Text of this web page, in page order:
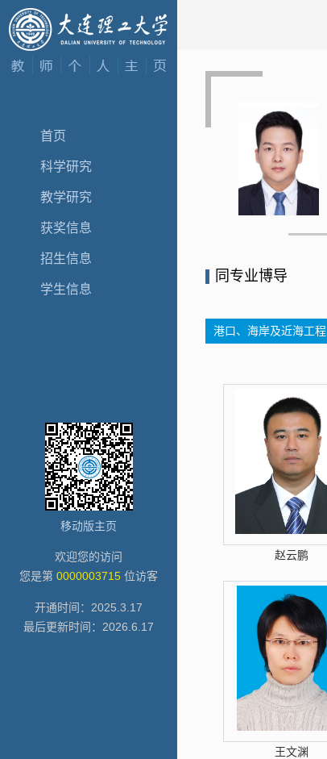
首页
科学研究
教学研究
获奖信息
招生信息
学生信息
移动版主页
欢迎您的访问
您是第 0000003715 位访客
开通时间： 2025 3 17
最后更新时间： 2026 6 17
同专业博导
港口、海岸及近海工程
赵云鹏
王文渊